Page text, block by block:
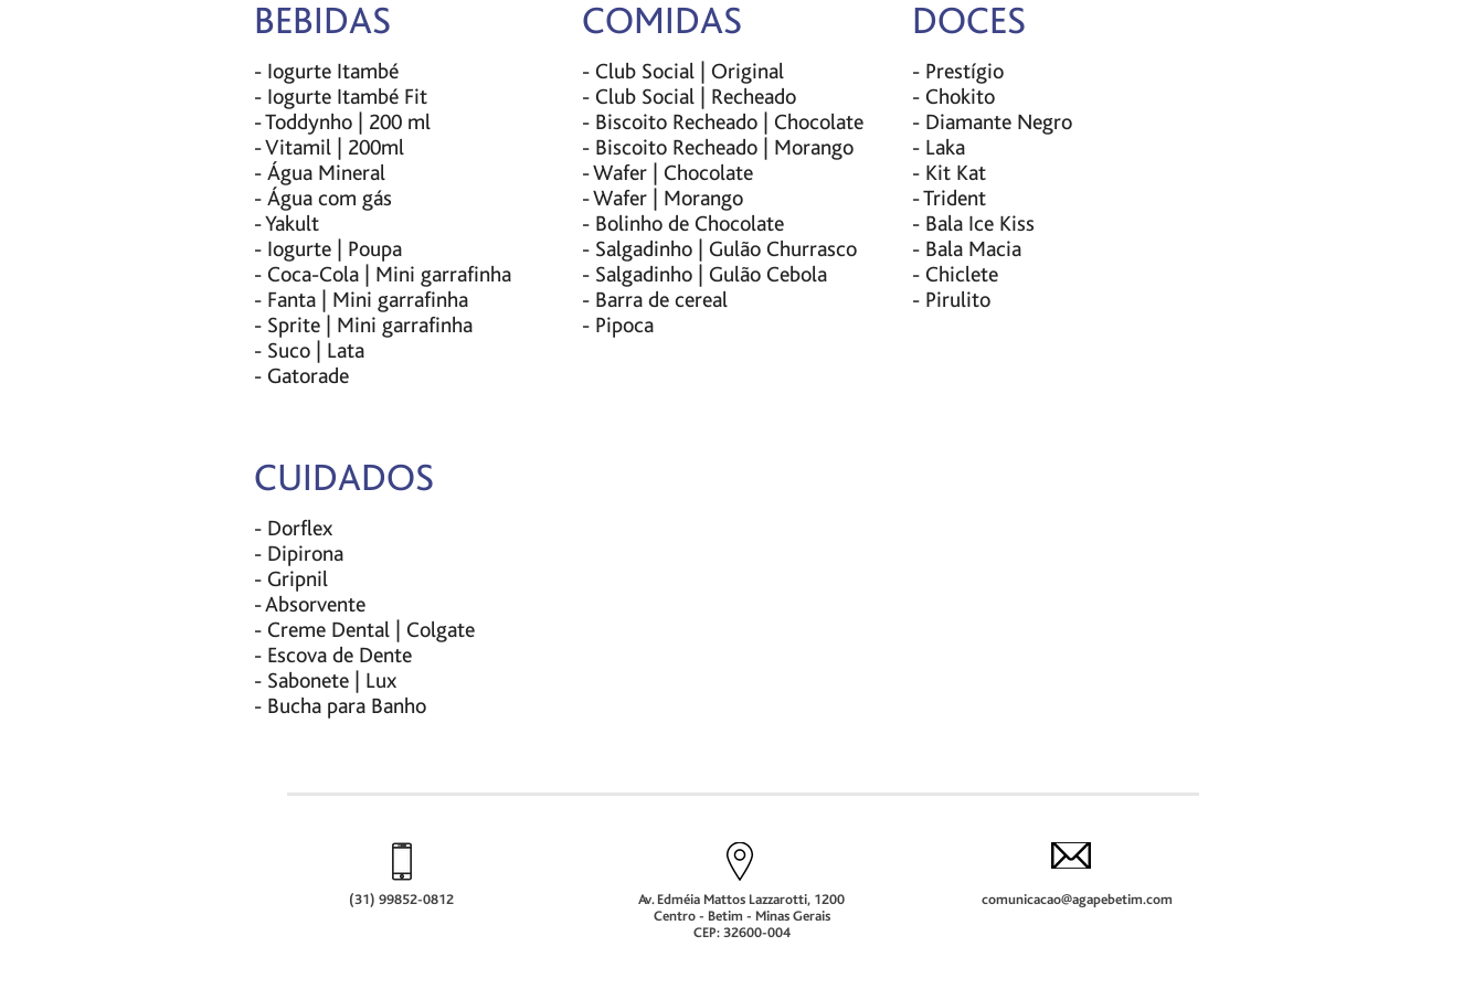
BEBIDAS COMIDAS DOCES
- Iogurte Itambé
- Iogurte Itambé Fit
- Toddynho | 200 ml
- Vitamil | 200ml
- Água Mineral
- Água com gás
- Yakult
- Iogurte | Poupa
- Coca-Cola | Mini garrafinha
- Fanta | Mini garrafinha
- Sprite | Mini garrafinha
- Suco | Lata
- Gatorade
- Club Social | Original
- Club Social | Recheado
- Biscoito Recheado | Chocolate
- Biscoito Recheado | Morango
- Wafer | Chocolate
- Wafer | Morango
- Bolinho de Chocolate
- Salgadinho | Gulão Churrasco
- Salgadinho | Gulão Cebola
- Barra de cereal
- Pipoca
- Prestígio
- Chokito
- Diamante Negro
- Laka
- Kit Kat
- Trident
- Bala Ice Kiss
- Bala Macia
- Chiclete
- Pirulito
CUIDADOS
- Dorflex
- Dipirona
- Gripnil
- Absorvente
- Creme Dental | Colgate
- Escova de Dente
- Sabonete | Lux
- Bucha para Banho
(31) 99852-0812
Av. Edméia Mattos Lazzarotti, 1200
Centro - Betim - Minas Gerais
CEP: 32600-004
comunicacao@agapebetim.com